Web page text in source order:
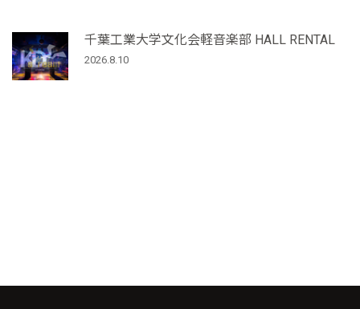
千葉工業大学文化会軽音楽部 HALL RENTAL
2026.8.10